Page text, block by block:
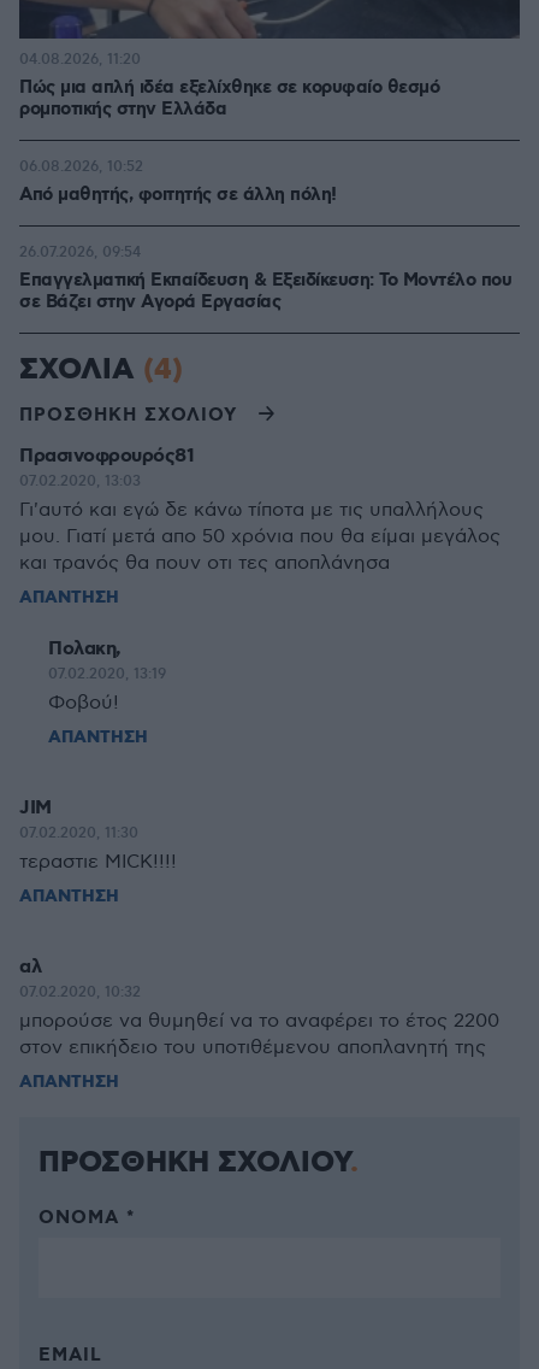
Πώς μια απλή ιδέα εξελίχθηκε σε κορυφαίο θεσμό
ρομποτικής στην Ελλάδα
04.08.2026, 11:20
Από μαθητής, φοιτητής σε άλλη πόλη!
06.08.2026, 10:52
Επαγγελματική Εκπαίδευση & Εξειδίκευση: Το Mοντέλο που
σε Bάζει στην Aγορά Eργασίας
26.07.2026, 09:54
ΣΧΟΛΙΑ (4)
ΠΡΟΣΘΗΚΗ ΣΧΟΛΙΟΥ
Πρασινοφρουρός81
07.02.2020, 13:03
Γι'αυτό και εγώ δε κάνω τίποτα με τις υπαλλήλους
μου. Γιατί μετά απο 50 χρόνια που θα είμαι μεγάλος
και τρανός θα πουν οτι τες αποπλάνησα
ΑΠΑΝΤΗΣΗ
Πολακη,
07.02.2020, 13:19
Φοβού!
ΑΠΑΝΤΗΣΗ
JIM
07.02.2020, 11:30
τεραστιε MICK!!!!
ΑΠΑΝΤΗΣΗ
αλ
07.02.2020, 10:32
μπορούσε να θυμηθεί να το αναφέρει το έτος 2200
στον επικήδειο του υποτιθέμενου αποπλανητή της
ΑΠΑΝΤΗΣΗ
ΠΡΟΣΘΗΚΗ ΣΧΟΛΙΟΥ
ΌΝΟΜΑ *
EMAIL